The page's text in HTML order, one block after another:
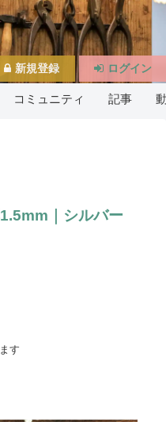
コミュニティ 記事
｜シルバー
す
新規登録 ログイン